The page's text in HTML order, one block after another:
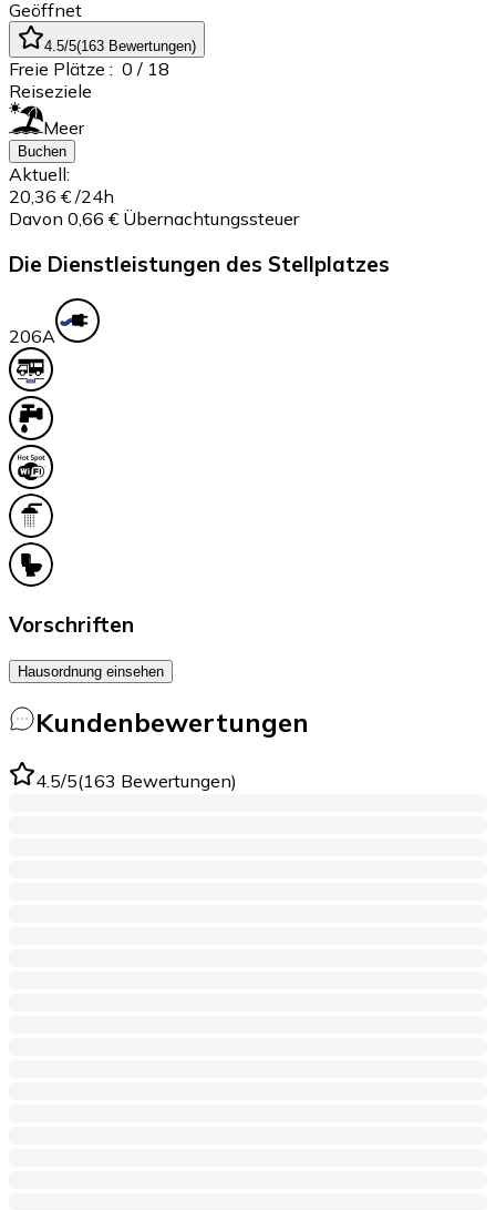
Geöffnet
4.5/5(163 Bewertungen)
Freie Plätze : 0 / 18
Reiseziele
Meer
Buchen
Aktuell:
20,36 € /24h
Davon 0,66 € Übernachtungssteuer
Die Dienstleistungen des Stellplatzes
206A
Vorschriften
Hausordnung einsehen
Kundenbewertungen
4.5/5(163 Bewertungen)